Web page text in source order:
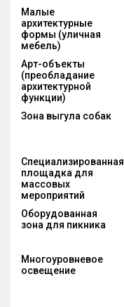
Малые
архитектурные
формы (уличная
мебель)
Арт-объекты
(преобладание
архитектурной
функции)
Зона выгула собак
Специализированная
площадка для
массовых
мероприятий
Оборудованная
зона для пикника
Многоуровневое
освещение